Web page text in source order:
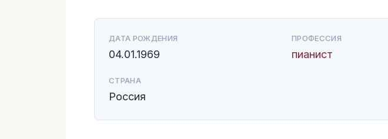
ДАТА РОЖДЕНИЯ
04.01.1969
ПРОФЕССИЯ
пианист
СТРАНА
Россия